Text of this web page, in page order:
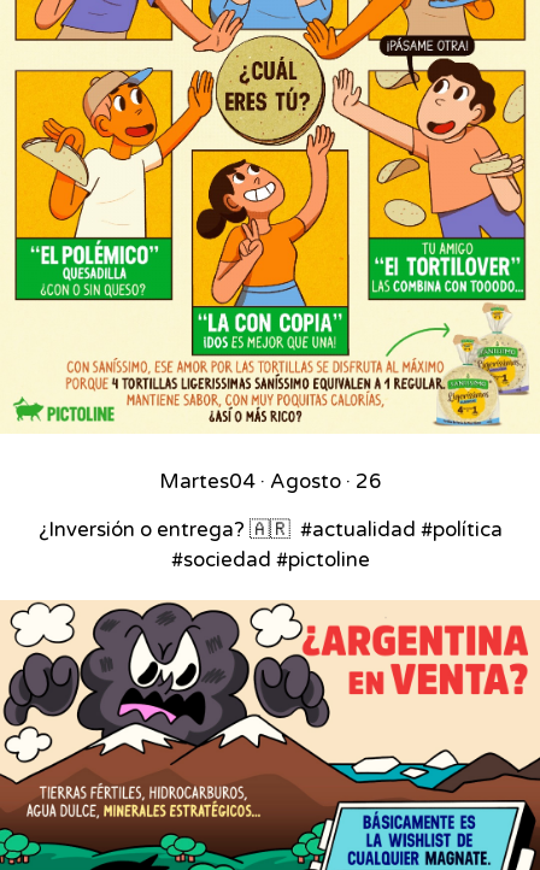
Martes04 · Agosto · 26
¿Inversión o entrega? 🇦🇷⁣ ⁣ #actualidad #política
#sociedad #pictoline